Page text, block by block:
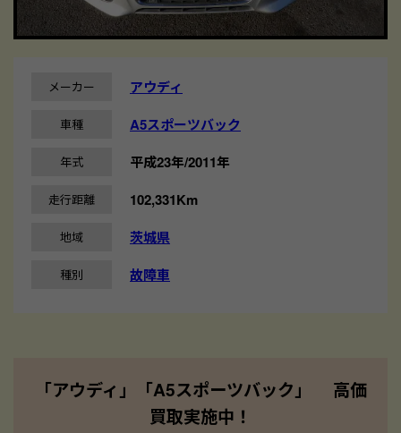
メーカー アウディ
車種 A5スポーツバック
年式 平成23年/2011年
走行距離 102,331Km
地域 茨城県
種別 故障車
「アウディ」「A5スポーツバック」 高価
買取実施中！